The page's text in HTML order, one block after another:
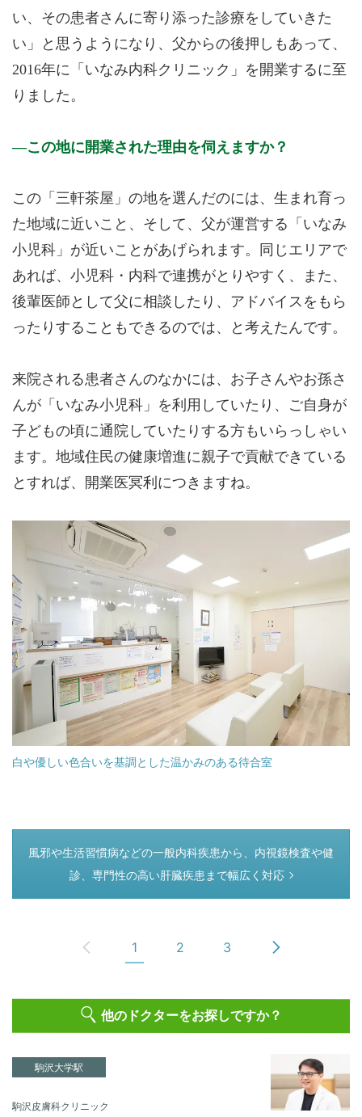
い、その患者さんに寄り添った診療をしていきた
い」と思うようになり、父からの後押しもあって、
2016年に「いなみ内科クリニック」を開業するに至
りました。
この地に開業された理由を伺えますか？
この「三軒茶屋」の地を選んだのには、生まれ育っ
た地域に近いこと、そして、父が運営する「いなみ
小児科」が近いことがあげられます。同じエリアで
あれば、小児科・内科で連携がとりやすく、また、
後輩医師として父に相談したり、アドバイスをもら
ったりすることもできるのでは、と考えたんです。
来院される患者さんのなかには、お子さんやお孫さ
んが「いなみ小児科」を利用していたり、ご自身が
子どもの頃に通院していたりする方もいらっしゃい
ます。地域住民の健康増進に親子で貢献できている
とすれば、開業医冥利につきますね。
白や優しい色合いを基調とした温かみのある待合室
つぎのページ
風邪や生活習慣病などの一般内科疾患から、内視鏡検査や健
診、専門性の高い肝臓疾患まで幅広く対応
1 2 3
他のドクターをお探しですか？
駒沢大学駅
駒沢皮膚科クリニック